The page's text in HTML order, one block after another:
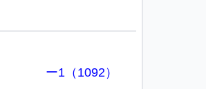
ー1（1092）